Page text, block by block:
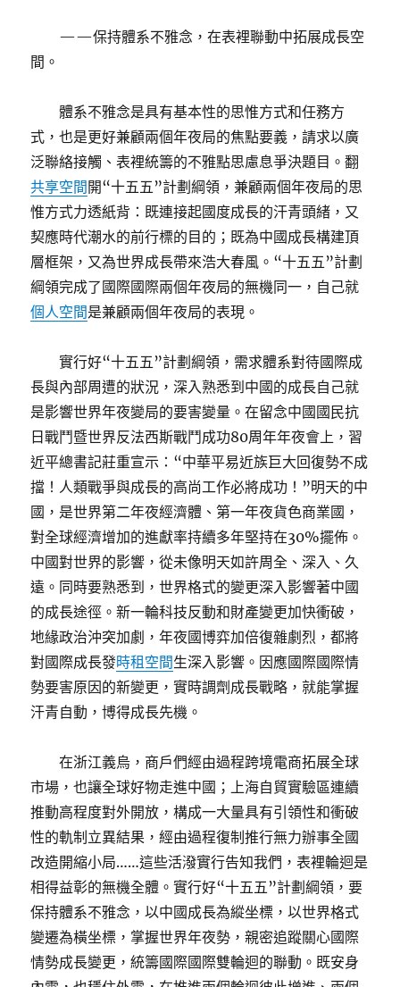
——保持體系不雅念，在表裡聯動中拓展成長空
間。
體系不雅念是具有基本性的思惟方式和任務方
式，也是更好兼顧兩個年夜局的焦點要義，請求以廣
泛聯絡接觸、表裡統籌的不雅點思慮息爭決題目。翻
共享空間 開“十五五”計劃綱領，兼顧兩個年夜局的思
惟方式力透紙背：既連接起國度成長的汗青頭緒，又
契應時代潮水的前行標的目的；既為中國成長構建頂
層框架，又為世界成長帶來浩大春風。“十五五”計劃
綱領完成了國際國際兩個年夜局的無機同一，自己就
個人空間是兼顧兩個年夜局的表現。
實行好“十五五”計劃綱領，需求體系對待國際成
長與內部周遭的狀況，深入熟悉到中國的成長自己就
是影響世界年夜變局的要害變量。在留念中國國民抗
日戰鬥暨世界反法西斯戰鬥成功80周年年夜會上，習
近平總書記莊重宣示：“中華平易近族巨大回復勢不成
擋！人類戰爭與成長的高尚工作必將成功！”明天的中
國，是世界第二年夜經濟體、第一年夜貨色商業國，
對全球經濟增加的進獻率持續多年堅持在30%擺佈。
中國對世界的影響，從未像明天如許周全、深入、久
遠。同時要熟悉到，世界格式的變更深入影響著中國
的成長途徑。新一輪科技反動和財產變更加快衝破，
地緣政治沖突加劇，年夜國博弈加倍復雜劇烈，都將
對國際成長發時租空間生深入影響。因應國際國際情
勢要害原因的新變更，實時調劑成長戰略，就能掌握
汗青自動，博得成長先機。
在浙江義烏，商戶們經由過程跨境電商拓展全球
市場，也讓全球好物走進中國；上海自貿實驗區連續
推動高程度對外開放，構成一大量具有引領性和衝破
性的軌制立異結果，經由過程復制推行無力辦事全國
改造開縮小局……這些活潑實行告知我們，表裡輪迴是
相得益彰的無機全體。實行好“十五五”計劃綱領，要
保持體系不雅念，以中國成長為縱坐標，以世界格式
變遷為橫坐標，掌握世界年夜勢，親密追蹤關心國際
情勢成長變更，統籌國際國際雙輪迴的聯動。既安身